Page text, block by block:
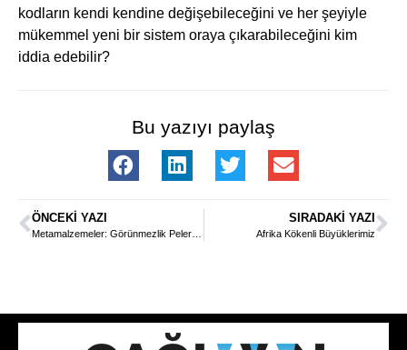
kodların kendi kendine değişebileceğini ve her şeyiyle
mükemmel yeni bir sistem oraya çıkarabileceğini kim
iddia edebilir?
Bu yazıyı paylaş
ÖNCEKI YAZI SIRADAKI YAZI
Afrika Kökenli Büyüklerimiz